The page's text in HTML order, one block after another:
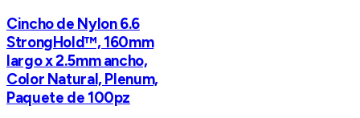
Cincho de Nylon 6.6
StrongHold™, 160mm
largo x 2.5mm ancho,
Color Natural, Plenum,
Paquete de 100pz